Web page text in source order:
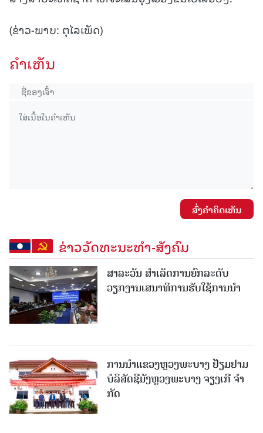
(ຂ່າວ-ພາບ: ຕຸໄລເພັດ)
ຄໍາເຫັນ
ສົ່ງຄໍາຄິດເຫັນ
ຂ່າວວັດທະນະທຳ-ສັງຄົມ
ສາລະວັນ ສໍາເລັດການຍົກລະດັບ
ວຽກງານເສນາທິການຮັບໃຊ້ການນໍາ
ການນຳແຂວງຫຼວງພະບາງ ຢ້ຽມ​ຢາມ
ບໍ​ລິ​ສັດຊີມັງຫຼວງພະບາງ ຈຽງເກີ ຈໍາ
ກັດ